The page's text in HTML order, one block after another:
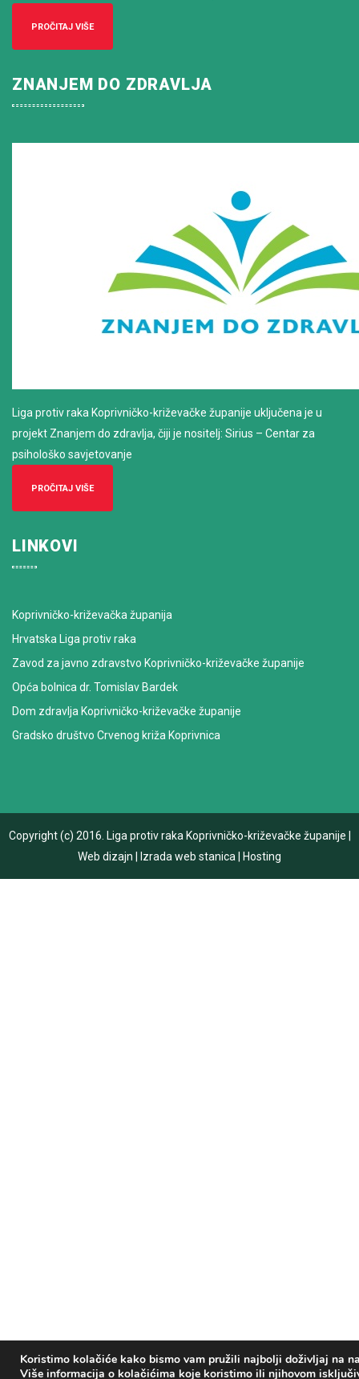
Koristimo kolačiće kako bismo vam pružili najbolji doživljaj na
Više informacija o kolačićima koje koristimo ili njihovom
PROČITAJ VIŠE
ZNANJEM DO ZDRAVLJA
Liga protiv raka Koprivničko-križevačke županije uključena je u
projekt Znanjem do zdravlja, čiji je nositelj: Sirius – Centar za
psihološko savjetovanje
PROČITAJ VIŠE
LINKOVI
Koprivničko-križevačka županija
Hrvatska Liga protiv raka
Zavod za javno zdravstvo Koprivničko-križevačke županije
Opća bolnica dr. Tomislav Bardek
Dom zdravlja Koprivničko-križevačke županije
Gradsko društvo Crvenog križa Koprivnica
Copyright (c) 2016. Liga protiv raka Koprivničko-križevačke županije
Web dizajn
Izrada web stanica Hosting